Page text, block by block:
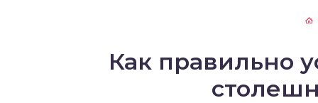
Как правильно